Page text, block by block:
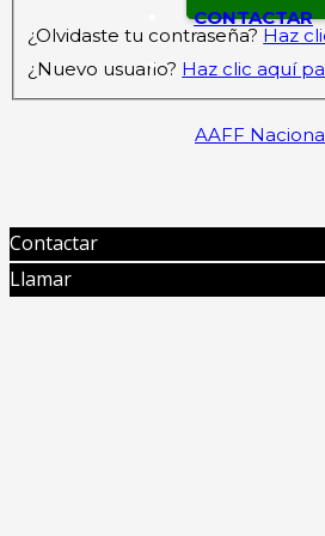
CONTACTAR
¿Olvidaste tu contraseña? Haz
¿Nuevo usuario? Haz clic aquí
AAFF
Contactar
Llamar